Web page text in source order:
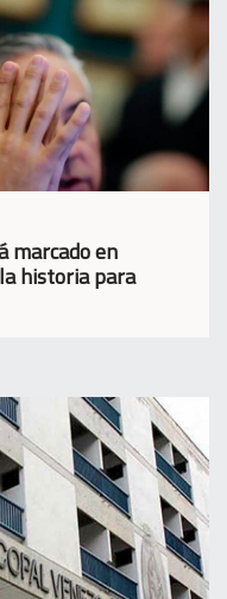
marcado en
historia para